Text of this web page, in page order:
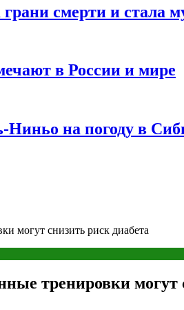
смерти и стала
в России и мире
Ниньо на погоду в
могут снизить риск диабета
тренировки могут